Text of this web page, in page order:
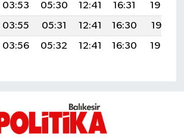
03:53 05:30 12:41 16:31
19:43
03:55 05:31 12:41 16:30
19:41
03:56 05:32 12:41 16:30 19:40